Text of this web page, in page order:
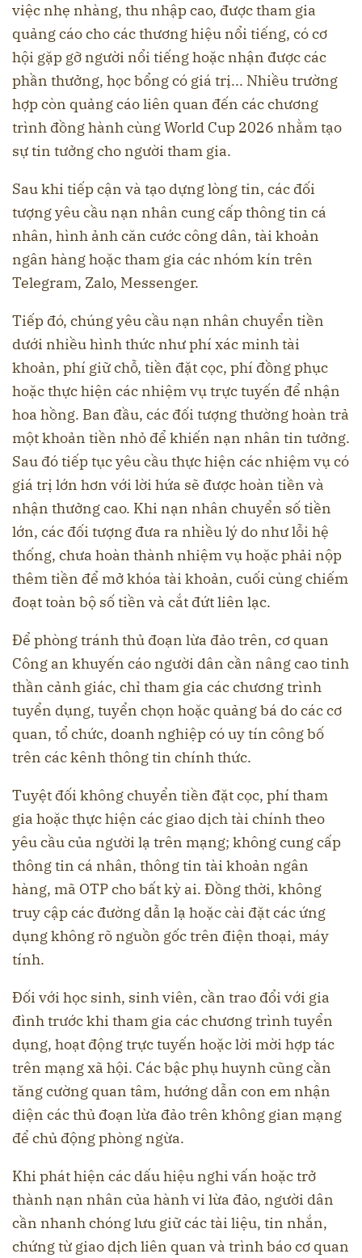
việc nhẹ nhàng, thu nhập cao, được tham gia
quảng cáo cho các thương hiệu nổi tiếng, có cơ
hội gặp gỡ người nổi tiếng hoặc nhận được các
phần thưởng, học bổng có giá trị... Nhiều trường
hợp còn quảng cáo liên quan đến các chương
trình đồng hành cùng World Cup 2026 nhằm tạo
sự tin tưởng cho người tham gia.
Sau khi tiếp cận và tạo dựng lòng tin, các đối
tượng yêu cầu nạn nhân cung cấp thông tin cá
nhân, hình ảnh căn cước công dân, tài khoản
ngân hàng hoặc tham gia các nhóm kín trên
Telegram, Zalo, Messenger.
Tiếp đó, chúng yêu cầu nạn nhân chuyển tiền
dưới nhiều hình thức như phí xác minh tài
khoản, phí giữ chỗ, tiền đặt cọc, phí đồng phục
hoặc thực hiện các nhiệm vụ trực tuyến để nhận
hoa hồng. Ban đầu, các đối tượng thường hoàn trả
một khoản tiền nhỏ để khiến nạn nhân tin tưởng.
Sau đó tiếp tục yêu cầu thực hiện các nhiệm vụ có
giá trị lớn hơn với lời hứa sẽ được hoàn tiền và
nhận thưởng cao. Khi nạn nhân chuyển số tiền
lớn, các đối tượng đưa ra nhiều lý do như lỗi hệ
thống, chưa hoàn thành nhiệm vụ hoặc phải nộp
thêm tiền để mở khóa tài khoản, cuối cùng chiếm
đoạt toàn bộ số tiền và cắt đứt liên lạc.
Để phòng tránh thủ đoạn lừa đảo trên, cơ quan
Công an khuyến cáo người dân cần nâng cao tinh
thần cảnh giác, chỉ tham gia các chương trình
tuyển dụng, tuyển chọn hoặc quảng bá do các cơ
quan, tổ chức, doanh nghiệp có uy tín công bố
trên các kênh thông tin chính thức.
Tuyệt đối không chuyển tiền đặt cọc, phí tham
gia hoặc thực hiện các giao dịch tài chính theo
yêu cầu của người lạ trên mạng; không cung cấp
thông tin cá nhân, thông tin tài khoản ngân
hàng, mã OTP cho bất kỳ ai. Đồng thời, không
truy cập các đường dẫn lạ hoặc cài đặt các ứng
dụng không rõ nguồn gốc trên điện thoại, máy
tính.
Đối với học sinh, sinh viên, cần trao đổi với gia
đình trước khi tham gia các chương trình tuyển
dụng, hoạt động trực tuyến hoặc lời mời hợp tác
trên mạng xã hội. Các bậc phụ huynh cũng cần
tăng cường quan tâm, hướng dẫn con em nhận
diện các thủ đoạn lừa đảo trên không gian mạng
để chủ động phòng ngừa.
Khi phát hiện các dấu hiệu nghi vấn hoặc trở
thành nạn nhân của hành vi lừa đảo, người dân
cần nhanh chóng lưu giữ các tài liệu, tin nhắn,
chứng từ giao dịch liên quan và trình báo cơ quan